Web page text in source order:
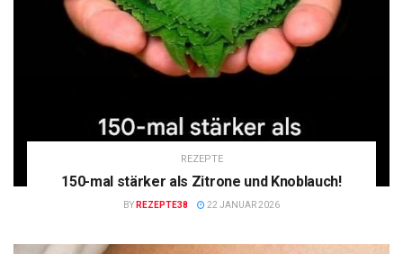
REZEPTE
150-mal stärker als Zitrone und Knoblauch!
BY REZEPTE38 22 JANUAR 2026